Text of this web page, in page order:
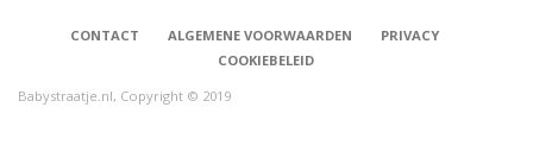
CONTACT ALGEMENE VOORWAARDEN
PRIVACY
COOKIEBELEID
Babystraatje.nl, Copyright © 2019